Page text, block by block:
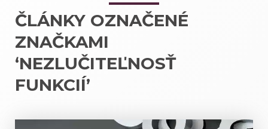
ČLÁNKY OZNAČENÉ
ZNAČKAMI
‘NEZLUČITEĽNOSŤ
FUNKCIÍ’